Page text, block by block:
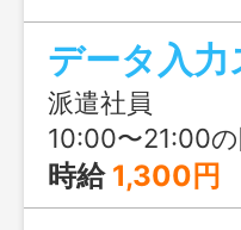
ぶる福岡までお
データ入力
派遣社員
10:00〜21:00の間で6時間以上 【フルタイム希望の⽅】※積極募集中♪ ①10:00〜19:00（実働8時間） ②11:00〜20:00（実働8時間） ③12:00〜21:00
時給 1,300円